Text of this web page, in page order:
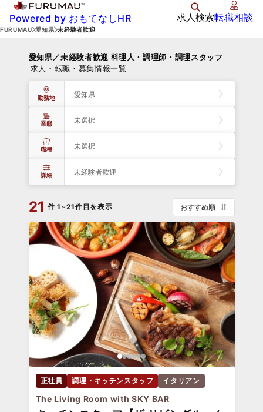
Powered by おもてなしHR 求人検索転職相談
FURUMAU 愛知県 未経験者歓迎
愛知県／未経験者歓迎 料理人・調理師・調理スタッフ
求人・転職・募集情報一覧
勤務地 愛知県
業態 未選択
職種 未選択
詳細 未経験者歓迎
21 件 1~21件目を表示 おすすめ順
正社員 調理・キッチンスタッフ イタリアン
The Living Room with SKY BAR